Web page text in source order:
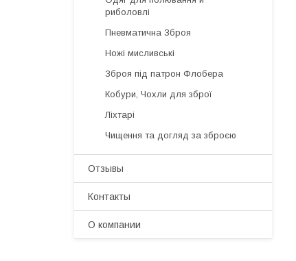
риболовлі
Пневматична Зброя
Ножі мисливські
Зброя під патрон Флобера
Кобури, Чохли для зброї
Ліхтарі
Чищення та догляд за зброєю
Отзывы
Контакты
О компании